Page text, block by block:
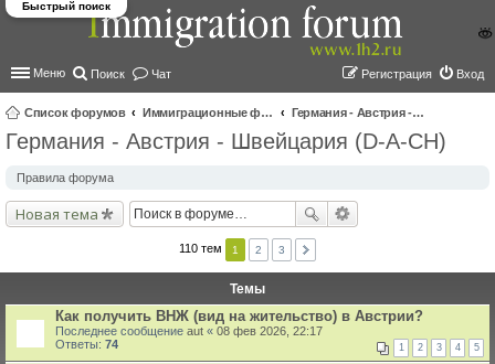
Меню Поиск Чат Вход
Регистрация
Список форумов Иммиграционные форумы | Immigration forums
Германия - Австрия - Швейцария (D-A-CH)
Быстрый поиск
Германия - Австрия - Швейцария (D-A-CH)
Правила форума
Новая тема
110 тем 1 2 3
Темы
Как получить ВНЖ (вид на жительство) в Австрии?
Последнее сообщение aut « 08 фев 2026, 22:17
Ответы: 74 1 2 3 4 5